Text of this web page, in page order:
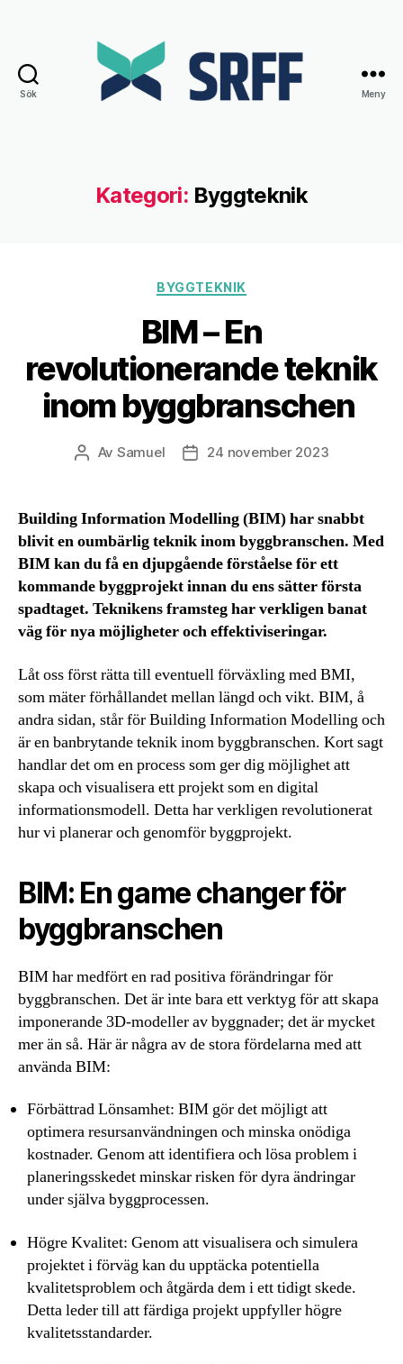
Sök Meny
Kategori: Byggteknik
Kategorier
BYGGTEKNIK
BIM – En
revolutionerande teknik
inom byggbranschen
Inläggsförfattare
Av Samuel Inläggsdatum
24 november 2023
Building Information Modelling (BIM) har snabbt
blivit en oumbärlig teknik inom byggbranschen. Med
BIM kan du få en djupgående förståelse för ett
kommande byggprojekt innan du ens sätter första
spadtaget. Teknikens framsteg har verkligen banat
väg för nya möjligheter och effektiviseringar.
Låt oss först rätta till eventuell förväxling med BMI,
som mäter förhållandet mellan längd och vikt. BIM, å
andra sidan, står för Building Information Modelling och
är en banbrytande teknik inom byggbranschen. Kort sagt
handlar det om en process som ger dig möjlighet att
skapa och visualisera ett projekt som en digital
informationsmodell. Detta har verkligen revolutionerat
hur vi planerar och genomför byggprojekt.
BIM: En game changer för
byggbranschen
BIM har medfört en rad positiva förändringar för
byggbranschen. Det är inte bara ett verktyg för att skapa
imponerande 3D-modeller av byggnader; det är mycket
mer än så. Här är några av de stora fördelarna med att
använda BIM:
Förbättrad Lönsamhet: BIM gör det möjligt att
optimera resursanvändningen och minska onödiga
kostnader. Genom att identifiera och lösa problem i
planeringsskedet minskar risken för dyra ändringar
under själva byggprocessen.
Högre Kvalitet: Genom att visualisera och simulera
projektet i förväg kan du upptäcka potentiella
kvalitetsproblem och åtgärda dem i ett tidigt skede.
Detta leder till att färdiga projekt uppfyller högre
kvalitetsstandarder.